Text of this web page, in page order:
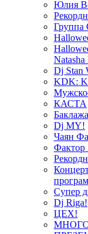
Юлия
Dj Stan
KDK:
КАСТА
Dj MY!
Чаян
Фактор
Супер
Dj Riga!
ЦЕХ!